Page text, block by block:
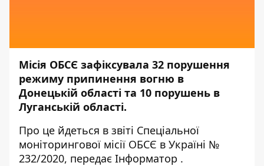
Місія ОБСЄ зафіксувала 32 порушення
режиму припинення вогню в
Донецькій області та 10 порушень в
Луганській області.
Про це йдеться в звіті Спеціальної
моніторингової місії ОБСЄ в Україні №
232/2020, передає Інформатор .